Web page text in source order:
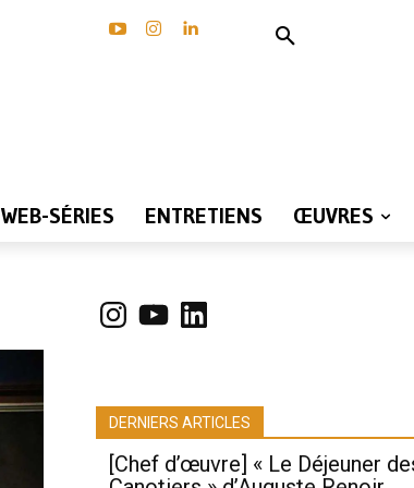
WEB-SÉRIES ENTRETIENS ŒUVRES
Instagram
YouTubeLinkedIn
DERNIERS ARTICLES
[Chef d’œuvre] « Le Déjeuner